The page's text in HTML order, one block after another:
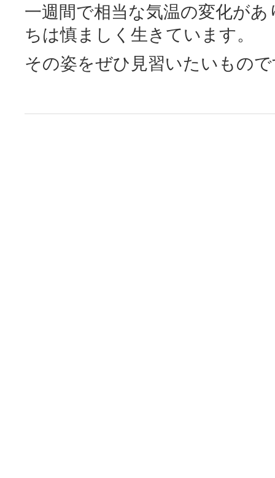
一週間で相当な気温の変化が
ちは慎ましく生きています。
その姿をぜひ見習いたいもの